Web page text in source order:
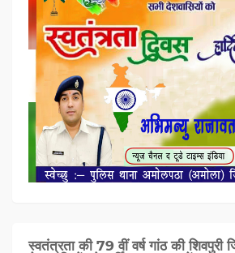
स्वतंत्रता की 79 वीं वर्ष गांठ की शिवपुरी